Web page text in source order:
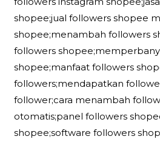
shopee;jual followers shopee
shopee;menambah followers
followers
shopee;manfaat followers
followers;mendapatkan
follower;cara menambah
otomatis;panel followers
shopee;software followers